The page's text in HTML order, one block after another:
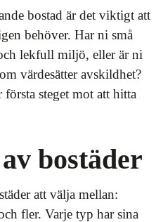
bostad är det viktigt att
behöver. Har ni små
lekfull miljö, eller är ni
värdesätter avskildhet?
steget mot att hitta
bostäder
att välja mellan:
fler. Varje typ har sina